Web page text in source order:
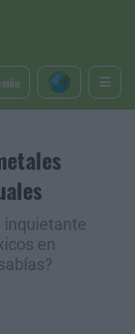
inquietante
en